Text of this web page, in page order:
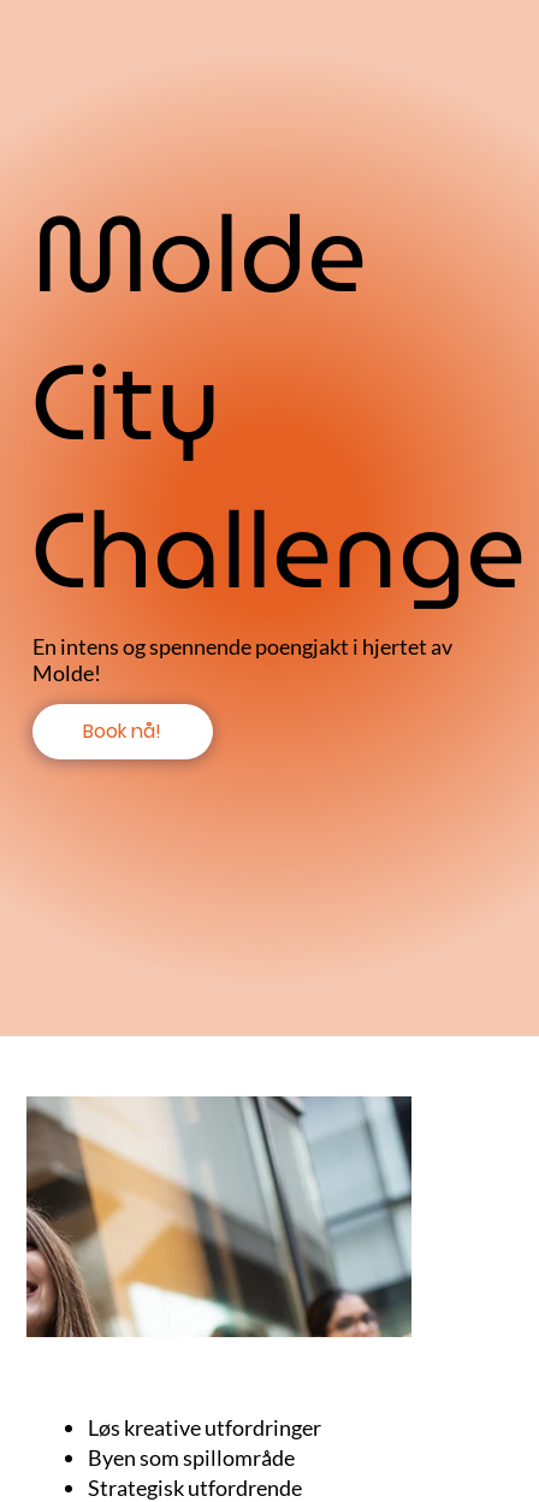
Molde
City
Challenge
En intens og spennende poengjakt i hjertet av
Molde!
Book nå!
Løs kreative utfordringer
Byen som spillområde
Strategisk utfordrende